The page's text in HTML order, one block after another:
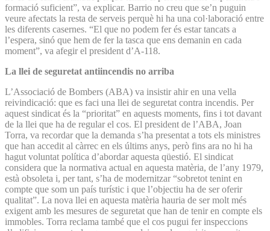
formació suficient”, va explicar. Barrio no creu que se’n puguin
veure afectats la resta de serveis perquè hi ha una col·laboració entre
les diferents casernes. “El que no podem fer és estar tancats a
l’espera, sinó que hem de fer la tasca que ens demanin en cada
moment”, va afegir el president d’A-118.
La llei de seguretat antiincendis no arriba
L’Associació de Bombers (ABA) va insistir ahir en una vella
reivindicació: que es faci una llei de seguretat contra incendis. Per
aquest sindicat és la “prioritat” en aquests moments, fins i tot davant
de la llei que ha de regular el cos. El president de l’ABA, Joan
Torra, va recordar que la demanda s’ha presentat a tots els ministres
que han accedit al càrrec en els últims anys, però fins ara no hi ha
hagut voluntat política d’abordar aquesta qüestió. El sindicat
considera que la normativa actual en aquesta matèria, de l’any 1979,
està obsoleta i, per tant, s’ha de modernitzar “sobretot tenint en
compte que som un país turístic i que l’objectiu ha de ser oferir
qualitat”. La nova llei en aquesta matèria hauria de ser molt més
exigent amb les mesures de seguretat que han de tenir en compte els
immobles. Torra reclama també que el cos pugui fer inspeccions